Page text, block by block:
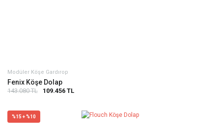
Modüler Köşe Gardırop
Fenix Köşe Dolap
143.080 TL 109.456 TL
%15 + %10